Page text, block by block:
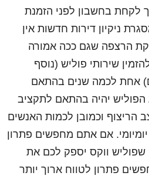
לקחת בחשבון לפני הזמנת
ניקיון דירות חדשות אין
הרצפה שגם ככה אמורה
שירותי פוליש (נוסף
אחת לכמה שנים בהתאם
יהיה בהתאם לתקציב
הריצוף וכמובן לכמות האנשים
אם אתם מחפשים פתרון
שפוליש ווקס יספק לכם את
פתרון לטווח ארוך יותר